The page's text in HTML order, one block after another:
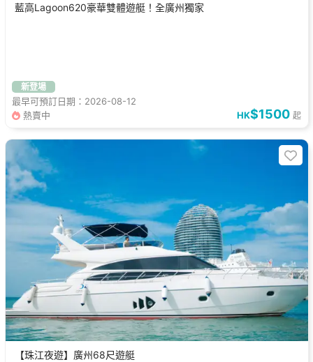
藍高Lagoon620豪華雙體遊艇！全廣州獨家
新登場
最早可預訂日期：2026-08-12
熱賣中
HK$1500 起
【珠江夜遊】廣州68尺遊艇